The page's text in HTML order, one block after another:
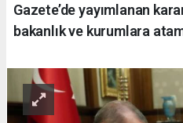
Gazete’de yayımlanan
bakanlık ve kurumlara